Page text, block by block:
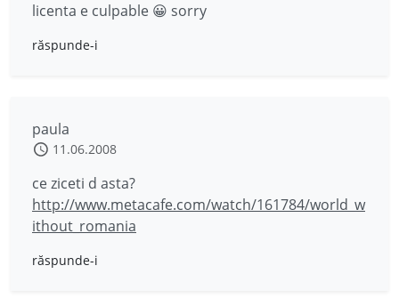
licenta e culpable 😀 sorry
răspunde-i
paula
11.06.2008
ce ziceti d asta?
http://www.metacafe.com/watch/161784/world_w
ithout_romania
răspunde-i